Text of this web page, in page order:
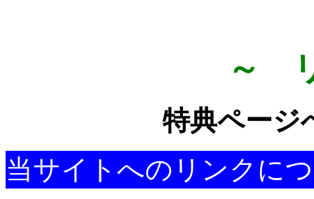
～
特典ページ
当サイトへのリンクに